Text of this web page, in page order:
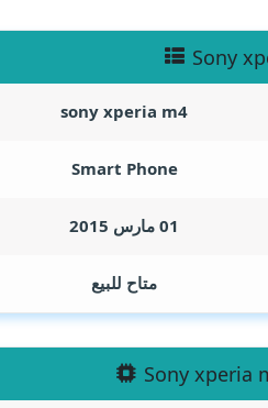
Sony
sony xperia m4
Smart Phone
01 مارس 2015
متاح للبيع
Sony xperia